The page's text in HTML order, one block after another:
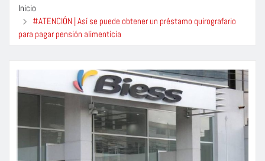
Inicio
#ATENCIÓN | Así se puede obtener un préstamo quirografario
para pagar pensión alimenticia